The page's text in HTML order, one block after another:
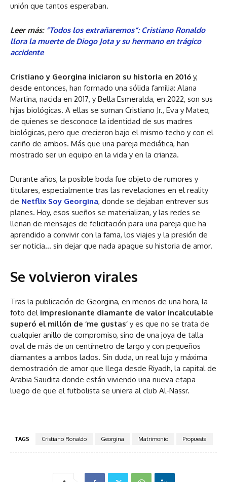
unión que tantos esperaban.
Leer más: “Todos los extrañaremos”: Cristiano Ronaldo
llora la muerte de Diogo Jota y su hermano en trágico
accidente
Cristiano y Georgina iniciaron su historia en 2016 y,
desde entonces, han formado una sólida familia: Alana
Martina, nacida en 2017, y Bella Esmeralda, en 2022, son sus
hijas biológicas. A ellas se suman Cristiano Jr., Eva y Mateo,
de quienes se desconoce la identidad de sus madres
biológicas, pero que crecieron bajo el mismo techo y con el
cariño de ambos. Más que una pareja mediática, han
mostrado ser un equipo en la vida y en la crianza.
Durante años, la posible boda fue objeto de rumores y
titulares, especialmente tras las revelaciones en el reality
de Netflix Soy Georgina, donde se dejaban entrever sus
planes. Hoy, esos sueños se materializan, y las redes se
llenan de mensajes de felicitación para una pareja que ha
aprendido a convivir con la fama, los viajes y la presión de
ser noticia… sin dejar que nada apague su historia de amor.
Se volvieron virales
Tras la publicación de Georgina, en menos de una hora, la
foto del impresionante diamante de valor incalculable
superó el millón de ‘me gustas’ y es que no se trata de
cualquier anillo de compromiso, sino de una joya de talla
oval de más de un centímetro de largo y con pequeños
diamantes a ambos lados. Sin duda, un real lujo y máxima
demostración de amor que llega desde Riyadh, la capital de
Arabia Saudita donde están viviendo una nueva etapa
luego de que el futbolista se uniera al club Al-Nassr.
TAGS Cristiano Ronaldo Georgina Matrimonio Propuesta